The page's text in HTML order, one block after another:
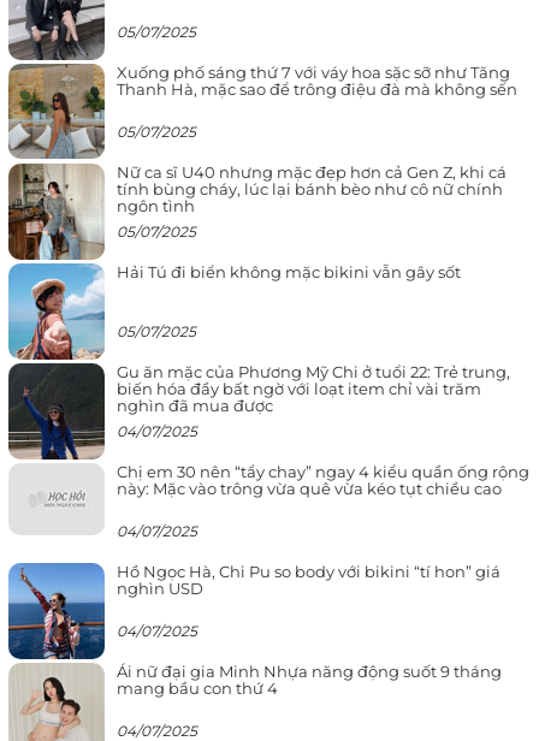
05/07/2025
Xuống phố sáng thứ 7 với váy hoa sặc sỡ như Tăng
Thanh Hà, mặc sao để trông điệu đà mà không sến
05/07/2025
Nữ ca sĩ U40 nhưng mặc đẹp hơn cả Gen Z, khi cá
tính bùng cháy, lúc lại bánh bèo như cô nữ chính
ngôn tình
05/07/2025
Hải Tú đi biển không mặc bikini vẫn gây sốt
05/07/2025
Gu ăn mặc của Phương Mỹ Chi ở tuổi 22: Trẻ trung,
biến hóa đầy bất ngờ với loạt item chỉ vài trăm
nghìn đã mua được
04/07/2025
Chị em 30 nên “tẩy chay” ngay 4 kiểu quần ống rộng
này: Mặc vào trông vừa quê vừa kéo tụt chiều cao
04/07/2025
Hồ Ngọc Hà, Chi Pu so body với bikini “tí hon” giá
nghìn USD
04/07/2025
Ái nữ đại gia Minh Nhựa năng động suốt 9 tháng
mang bầu con thứ 4
04/07/2025